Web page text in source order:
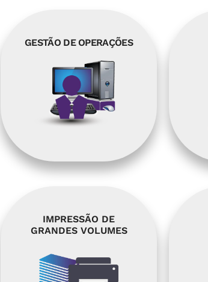
GESTÃO DE OPERAÇÕES
IMPRESSÃO DE
GRANDES VOLUMES